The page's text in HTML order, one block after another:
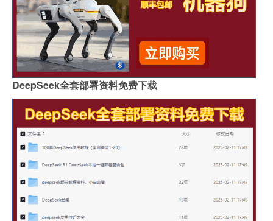
DeepSeek全套部署资料免费下载